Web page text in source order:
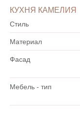
КУХНЯ КАМЕЛИЯ
Стиль
Материал
Фасад
Мебель - тип